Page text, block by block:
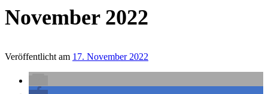
November 2022
Veröffentlicht am 17. November 2022